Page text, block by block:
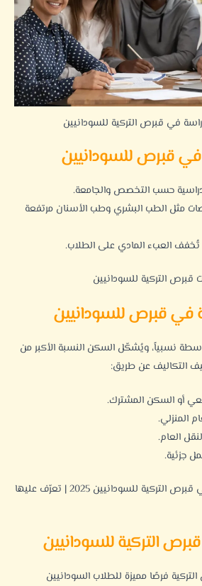
في قبرص التركية للسودانيين
في قبرص للسودانيين
حسب التخصص والجامعة.
مثل الطب البشري وطب الأسنان مرتفعة
تُخفف العبء المادي على الطلاب.
التركية للسودانيين
في قبرص للسودانيين
نسبياً، ويُشكّل السكن النسبة الأكبر من
التكاليف عن طريق:
أو السكن المشترك.
المنزلي.
العام.
جزئية.
عيوب الدراسة في قبرص التركية للسودانيين 2025 | تعرّف عليها
التركية للسودانيين
فرصًا مميزة للطلاب السودانيين